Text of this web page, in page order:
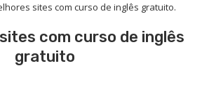
sites com curso de inglês gratuito.
com curso de inglês
gratuito